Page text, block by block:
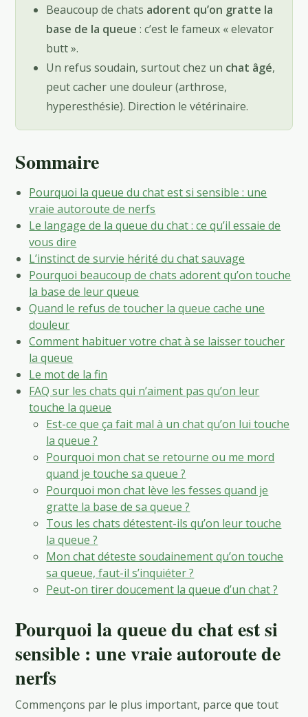
Beaucoup de chats adorent qu’on gratte la
base de la queue : c’est le fameux « elevator
butt ».
Un refus soudain, surtout chez un chat âgé,
peut cacher une douleur (arthrose,
hyperesthésie). Direction le vétérinaire.
Sommaire
Pourquoi la queue du chat est si sensible : une
vraie autoroute de nerfs
Le langage de la queue du chat : ce qu’il essaie de
vous dire
L’instinct de survie hérité du chat sauvage
Pourquoi beaucoup de chats adorent qu’on touche
la base de leur queue
Quand le refus de toucher la queue cache une
douleur
Comment habituer votre chat à se laisser toucher
la queue
Le mot de la fin
FAQ sur les chats qui n’aiment pas qu’on leur
touche la queue
Est-ce que ça fait mal à un chat qu’on lui touche
la queue ?
Pourquoi mon chat se retourne ou me mord
quand je touche sa queue ?
Pourquoi mon chat lève les fesses quand je
gratte la base de sa queue ?
Tous les chats détestent-ils qu’on leur touche
la queue ?
Mon chat déteste soudainement qu’on touche
sa queue, faut-il s’inquiéter ?
Peut-on tirer doucement la queue d’un chat ?
Pourquoi la queue du chat est si
sensible : une vraie autoroute de
nerfs
Commençons par le plus important, parce que tout